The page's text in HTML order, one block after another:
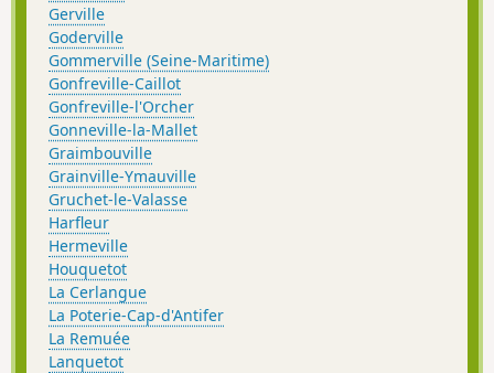
Gerville
Goderville
Gommerville (Seine-Maritime)
Gonfreville-Caillot
Gonfreville-l'Orcher
Gonneville-la-Mallet
Graimbouville
Grainville-Ymauville
Gruchet-le-Valasse
Harfleur
Hermeville
Houquetot
La Cerlangue
La Poterie-Cap-d'Antifer
La Remuée
Lanquetot